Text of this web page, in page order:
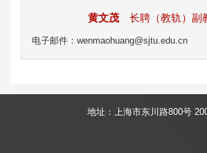
黄文茂 长聘（教轨）副
电子邮件：wenmaohuang@sjtu.edu.cn
地址：上海市东川路800号